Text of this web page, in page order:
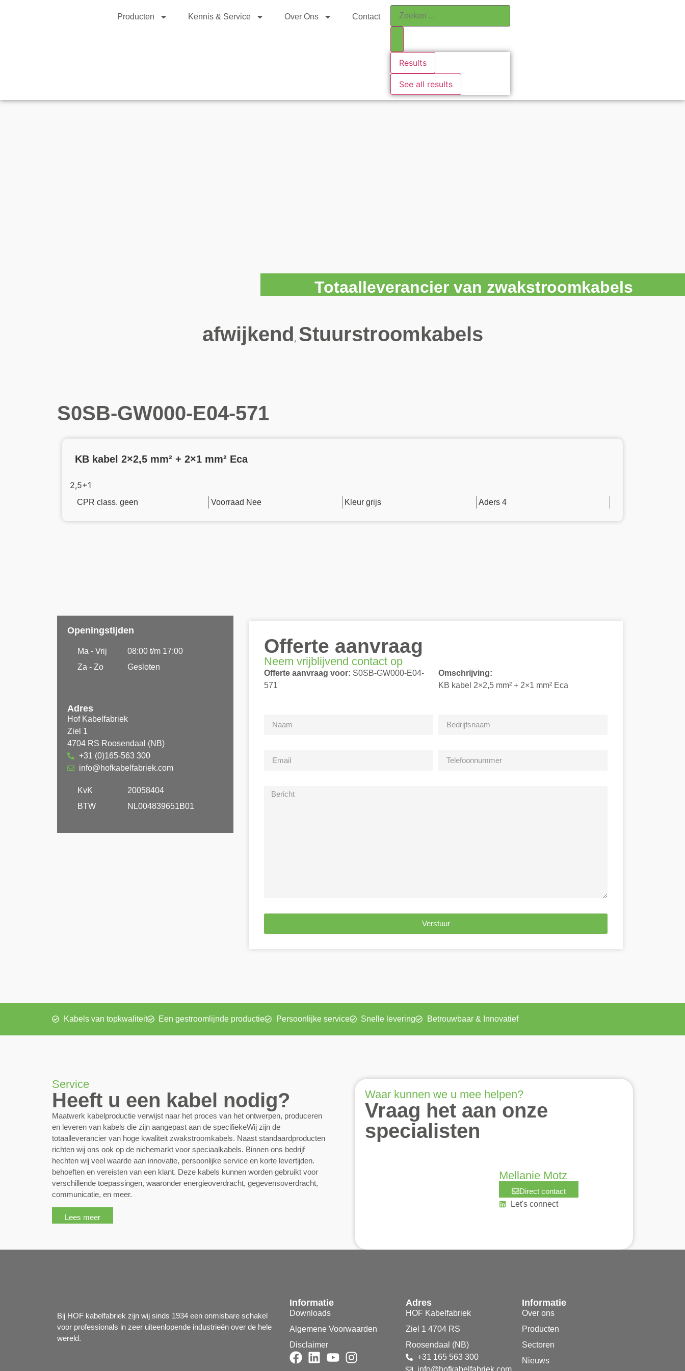
Producten Kennis & Service Over Ons Contact
Results
See all results
Totaalleverancier van zwakstroomkabels
afwijkend, Stuurstroomkabels
S0SB-GW000-E04-571
KB kabel 2×2,5 mm² + 2×1 mm² Eca
2,5+1
CPR class. geen Voorraad Nee Kleur grijs Aders 4
Openingstijden
Ma - Vrij
Za - Zo
08:00 t/m 17:00
Gesloten
Adres
Hof Kabelfabriek
Ziel 1
4704 RS Roosendaal (NB)
+31 (0)165-563 300
info@hofkabelfabriek.com
KvK
BTW
20058404
NL004839651B01
Offerte aanvraag
Neem vrijblijvend contact op
Offerte aanvraag voor: S0SB-GW000-E04-
571
Omschrijving:
KB kabel 2×2,5 mm² + 2×1 mm² Eca
Verstuur
Kabels van topkwaliteit Een gestroomlijnde productie Persoonlijke service Snelle levering Betrouwbaar & Innovatief
Service
Heeft u een kabel nodig?
Maatwerk kabelproductie verwijst naar het proces van het ontwerpen, produceren
en leveren van kabels die zijn aangepast aan de specifiekeWij zijn de
totaalleverancier van hoge kwaliteit zwakstroomkabels. Naast standaardproducten
richten wij ons ook op de nichemarkt voor speciaalkabels. Binnen ons bedrijf
hechten wij veel waarde aan innovatie, persoonlijke service en korte levertijden.
behoeften en vereisten van een klant. Deze kabels kunnen worden gebruikt voor
verschillende toepassingen, waaronder energieoverdracht, gegevensoverdracht,
communicatie, en meer.
Lees meer
Waar kunnen we u mee helpen?
Vraag het aan onze
specialisten
Mellanie Motz
Direct contact
Let's connect
Bij HOF kabelfabriek zijn wij sinds 1934 een onmisbare schakel
voor professionals in zeer uiteenlopende industrieën over de hele
wereld.
Informatie
Downloads
Algemene Voorwaarden
Disclaimer
Adres
HOF Kabelfabriek
Ziel 1 4704 RS
Roosendaal (NB)
+31 165 563 300
info@hofkabelfabriek.com
Informatie
Over ons
Producten
Sectoren
Nieuws